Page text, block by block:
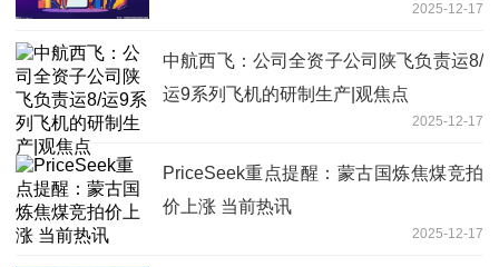
2025-12-17
中航西飞：公司全资子公司陕飞负责运8/
运9系列飞机的研制生产|观焦点
2025-12-17
PriceSeek重点提醒：蒙古国炼焦煤竞拍
价上涨 当前热讯
2025-12-17